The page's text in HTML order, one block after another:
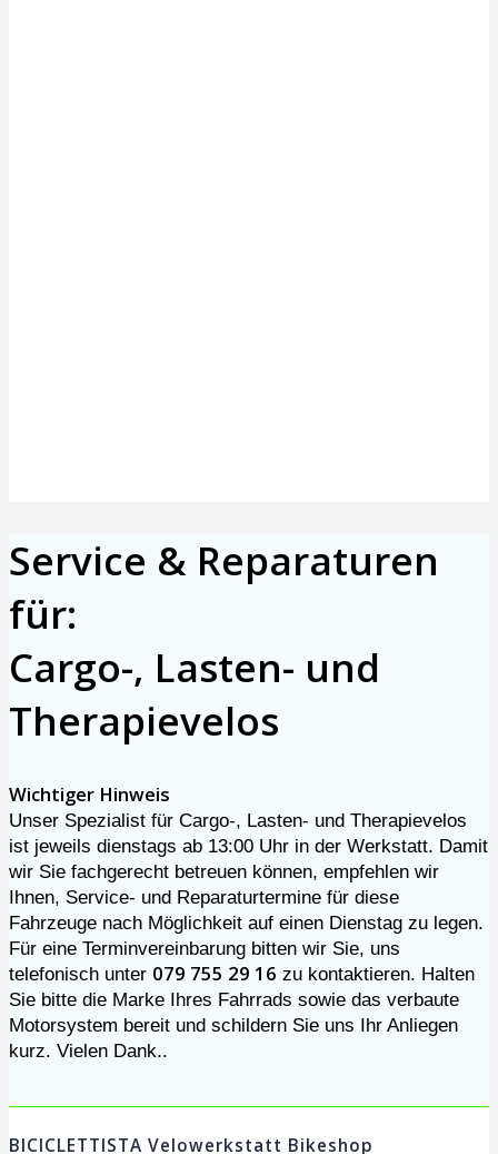
Service & Reparaturen
für:
Cargo-, Lasten- und
Therapievelos
Wichtiger Hinweis
Unser Spezialist für Cargo-, Lasten- und Therapievelos
ist jeweils dienstags ab 13:00 Uhr in der Werkstatt. Damit
wir Sie fachgerecht betreuen können, empfehlen wir
Ihnen, Service- und Reparaturtermine für diese
Fahrzeuge nach Möglichkeit auf einen Dienstag zu legen.
Für eine Terminvereinbarung bitten wir Sie, uns
telefonisch unter 079 755 29 16 zu kontaktieren. Halten
Sie bitte die Marke Ihres Fahrrads sowie das verbaute
Motorsystem bereit und schildern Sie uns Ihr Anliegen
kurz. Vielen Dank..
BICICLETTISTA Velowerkstatt Bikeshop